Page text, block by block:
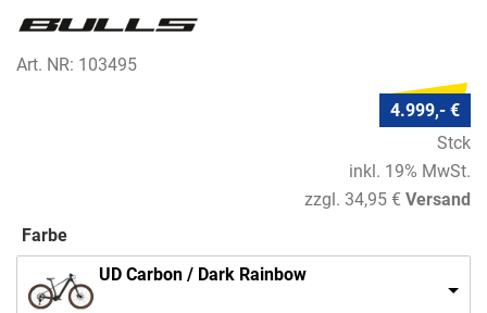
Art. NR: 103495
4.999,- €
Stck
inkl. 19% MwSt.
zzgl. 34,95 € Versand
Farbe
UD Carbon / Dark Rainbow